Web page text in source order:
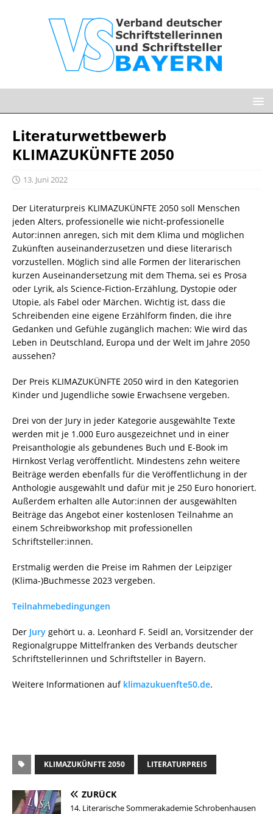
Literaturwettbewerb
KLIMAZUKÜNFTE 2050
13. Juni 2022
Der Literaturpreis KLIMAZUKÜNFTE 2050 soll Menschen
jeden Alters, professionelle wie nicht-professionelle
Autor:innen anregen, sich mit dem Klima und möglichen
Zukünften auseinanderzusetzen und diese literarisch
vorzustellen. Möglich sind alle Formen der literarischen
kurzen Auseinandersetzung mit dem Thema, sei es Prosa
oder Lyrik, als Science-Fiction-Erzählung, Dystopie oder
Utopie, als Fabel oder Märchen. Wichtig ist, dass die
Schreibenden eine eigene Erzählform finden, die ihre
Gedanken und Gefühle zugänglich machen: Wie wird das
Leben in Deutschland, Europa und der Welt im Jahre 2050
aussehen?
Der Preis KLIMAZUKÜNFTE 2050 wird in den Kategorien
Kinder und Jugendliche sowie Erwachsene vergeben.
Drei von der Jury in jeder Kategorie ausgewählte Texte
werden mit je 1.000 Euro ausgezeichnet und in einer
Preisanthologie als gebundenes Buch und E-Book im
Hirnkost Verlag veröffentlicht. Mindestens zehn weitere
Beiträge werden ebenfalls für die Veröffentlichung in der
Anthologie ausgewählt und dafür mit je 250 Euro honoriert.
Außerdem erhalten alle Autor:innen der ausgewählten
Beiträge das Angebot einer kostenlosen Teilnahme an
einem Schreibworkshop mit professionellen
Schriftsteller:innen.
Erstmalig werden die Preise im Rahmen der Leipziger
(Klima-)Buchmesse 2023 vergeben.
Teilnahmebedingungen
Der Jury gehört u. a. Leonhard F. Seidl an, Vorsitzender der
Regionalgruppe Mittelfranken des Verbands deutscher
Schriftstellerinnen und Schriftsteller in Bayern.
Weitere Informationen auf klimazukuenfte50.de.
KLIMAZUKÜNFTE 2050 LITERATURPREIS
ZURÜCK
14. Literarische Sommerakademie Schrobenhausen